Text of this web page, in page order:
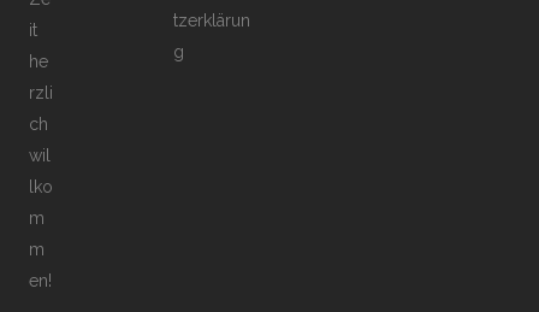
it
he
rzli
ch
wil
lko
m
m
en!
tzerklärun
g